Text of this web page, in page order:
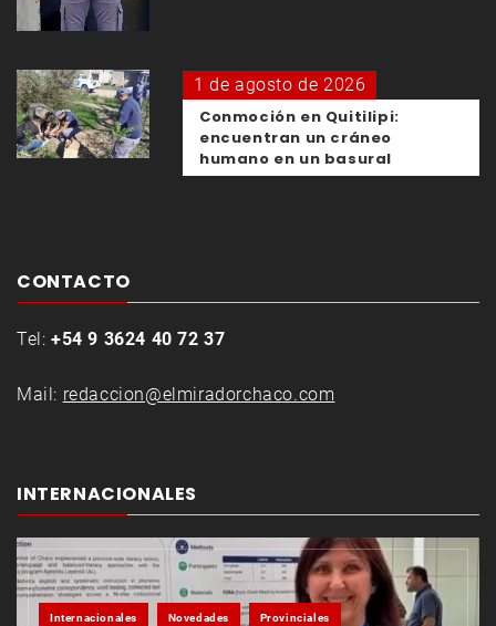
1 de agosto de 2026
Conmoción en Quitilipi:
encuentran un cráneo
humano en un basural
CONTACTO
Tel: +54 9 3624 40 72 37
Mail: redaccion@elmiradorchaco.com
INTERNACIONALES
Internacionales Novedades Provinciales